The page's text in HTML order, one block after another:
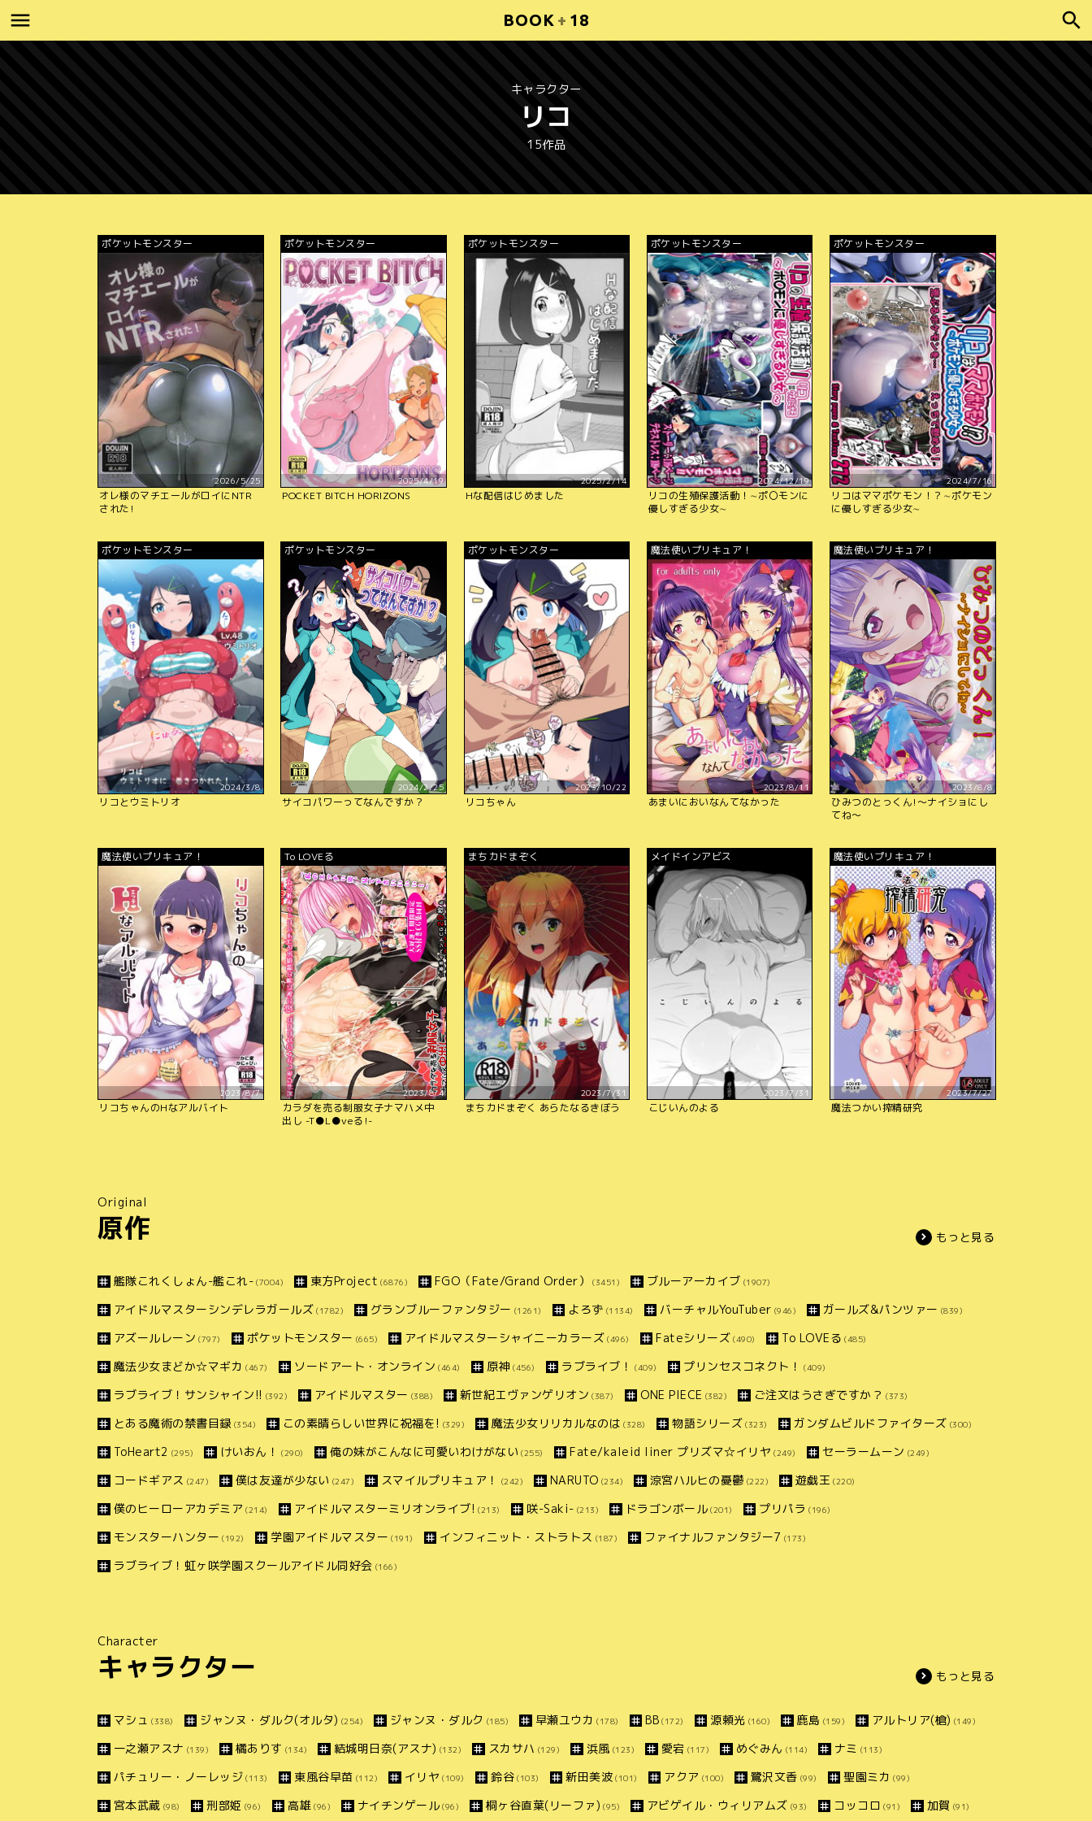
BOOK + 18
キャラクター
リコ
15作品
ポケットモンスター
2026/5/25
オレ様のマチエールがロイにNTR
された!
ポケットモンスター
2025/4/19
POCKET BITCH HORIZONS
ポケットモンスター
2025/2/14
Hな配信はじめました
ポケットモンスター
2024/12/19
リコの生殖保護活動！∼ポ〇モンに
優しすぎる少女∼
ポケットモンスター
2024/7/16
リコはママポケモン！？∼ポケモン
に優しすぎる少女∼
ポケットモンスター
2024/3/8
リコとウミトリオ
ポケットモンスター
2024/2/25
サイコパワーってなんですか？
ポケットモンスター
2023/10/22
リコちゃん
魔法使いプリキュア！
2023/8/11
あまいにおいなんてなかった
魔法使いプリキュア！
2023/8/8
ひみつのとっくん!～ナイショにし
てね～
魔法使いプリキュア！
2023/8/7
リコちゃんのHなアルバイト
To LOVEる
2023/8/4
カラダを売る制服女子ナマハメ中
出し -T●L●veる!-
まちカドまぞく
2023/7/31
まちカドまぞく あらたなるきぼう
メイドインアビス
2023/7/31
こじいんのよる
魔法使いプリキュア！
2023/7/27
魔法つかい搾精研究
Original
原作 もっと見る
艦隊これくしょん-艦これ- (7004) 東方Project (6876) FGO（Fate/Grand Order） (3451) ブルーアーカイブ (1907)
アイドルマスターシンデレラガールズ (1782) グランブルーファンタジー (1261) よろず (1134) バーチャルYouTuber (946) ガールズ&パンツァー (839)
アズールレーン (797) ポケットモンスター (665) アイドルマスターシャイニーカラーズ (496) Fateシリーズ (490) To LOVEる (485)
魔法少女まどか☆マギカ (467) ソードアート・オンライン (464) 原神 (456) ラブライブ！ (409) プリンセスコネクト！ (409)
ラブライブ！サンシャイン!! (392) アイドルマスター (388) 新世紀エヴァンゲリオン (387) ONE PIECE (382) ご注文はうさぎですか？ (373)
とある魔術の禁書目録 (354) この素晴らしい世界に祝福を! (329) 魔法少女リリカルなのは (328) 物語シリーズ (323) ガンダムビルドファイターズ (300)
ToHeart2 (295) けいおん！ (290) 俺の妹がこんなに可愛いわけがない (255) Fate/kaleid liner プリズマ☆イリヤ (249) セーラームーン (249)
コードギアス (247) 僕は友達が少ない (247) スマイルプリキュア！ (242) NARUTO (234) 涼宮ハルヒの憂鬱 (222) 遊戯王 (220)
僕のヒーローアカデミア (214) アイドルマスターミリオンライブ! (213) 咲-Saki- (213) ドラゴンボール (201) プリパラ (196)
モンスターハンター (192) 学園アイドルマスター (191) インフィニット・ストラトス (187) ファイナルファンタジー7 (173)
ラブライブ！虹ヶ咲学園スクールアイドル同好会 (166)
Character
キャラクター もっと見る
マシュ (338) ジャンヌ・ダルク(オルタ) (254) ジャンヌ・ダルク (185) 早瀬ユウカ (178) BB (172) 源頼光 (160) 鹿島 (159) アルトリア(槍) (149)
一之瀬アスナ (139) 橘ありす (134) 結城明日奈(アスナ) (132) スカサハ (129) 浜風 (123) 愛宕 (117) めぐみん (114) ナミ (113)
パチュリー・ノーレッジ (113) 東風谷早苗 (112) イリヤ (109) 鈴谷 (103) 新田美波 (101) アクア (100) 鷺沢文香 (99) 聖園ミカ (99)
宮本武蔵 (98) 刑部姫 (96) 高雄 (96) ナイチンゲール (96) 桐ヶ谷直葉(リーファ) (95) アビゲイル・ウィリアムズ (93) コッコロ (91) 加賀 (91)